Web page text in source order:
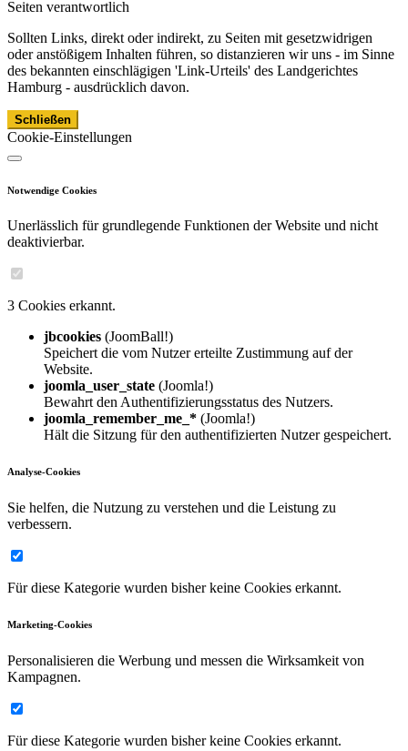
Seiten verantwortlich
Sollten Links, direkt oder indirekt, zu Seiten mit gesetzwidrigen
oder anstößigem Inhalten führen, so distanzieren wir uns - im Sinne
des bekannten einschlägigen 'Link-Urteils' des Landgerichtes
Hamburg - ausdrücklich davon.
Schließen
Cookie-Einstellungen
Notwendige Cookies
Unerlässlich für grundlegende Funktionen der Website und nicht
deaktivierbar.
3 Cookies erkannt.
jbcookies (JoomBall!)
Speichert die vom Nutzer erteilte Zustimmung auf der
Website.
joomla_user_state (Joomla!)
Bewahrt den Authentifizierungsstatus des Nutzers.
joomla_remember_me_* (Joomla!)
Hält die Sitzung für den authentifizierten Nutzer gespeichert.
Analyse-Cookies
Sie helfen, die Nutzung zu verstehen und die Leistung zu
verbessern.
Für diese Kategorie wurden bisher keine Cookies erkannt.
Marketing-Cookies
Personalisieren die Werbung und messen die Wirksamkeit von
Kampagnen.
Für diese Kategorie wurden bisher keine Cookies erkannt.